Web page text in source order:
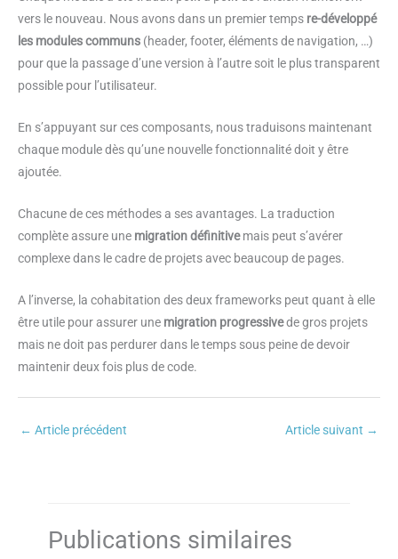
vers le nouveau. Nous avons dans un premier temps re-développé
les modules communs (header, footer, éléments de navigation, …)
pour que la passage d’une version à l’autre soit le plus transparent
possible pour l’utilisateur.
En s’appuyant sur ces composants, nous traduisons maintenant
chaque module dès qu’une nouvelle fonctionnalité doit y être
ajoutée.
Chacune de ces méthodes a ses avantages. La traduction
complète assure une migration définitivemais peut s’avérer
complexe dans le cadre de projets avec beaucoup de pages.
A l’inverse, la cohabitation des deux frameworks peut quant à elle
être utile pour assurer une migration progressivede gros projets
mais ne doit pas perdurer dans le temps sous peine de devoir
maintenir deux fois plus de code.
← Article précédent Article suivant →
Publications similaires